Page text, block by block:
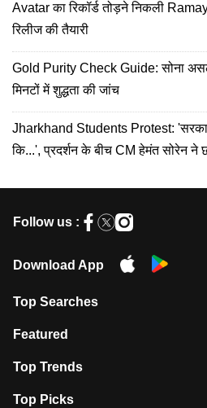
Avatar का रिकॉर्ड तोड़ने निकली
रिलीज की तैयारी
Gold Purity Check Guide: सोना
मिनटों में शुद्धता की जांच
Jharkhand Students Protest:
कि...', प्रदर्शन के बीच CM हेमंत सोरेन ने
Follow us :
Download App
Top Searches
मुंबई में लगे 'जेन जी' के पोस्टर, लिखा- 'मैं
Featured
10 अगस्त को विधानसभा का घेराव करेंगे
Top Trends
RBI का नया नियम: अब बैंकों को अपनी सभी
Top Picks